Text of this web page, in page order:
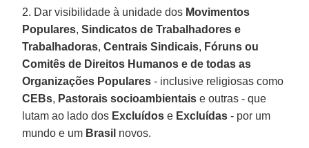
2. Dar visibilidade à unidade dos Movimentos
Populares, Sindicatos de Trabalhadores e
Trabalhadoras, Centrais Sindicais, Fóruns ou
Comitês de Direitos Humanos e de todas as
Organizações Populares - inclusive religiosas como
CEBs, Pastorais socioambientais e outras - que
lutam ao lado dos Excluídos e Excluídas - por um
mundo e um Brasil novos.